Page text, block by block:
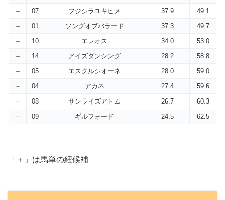
＋
07 フジシラユキヒメ 37.9
49.1
＋
01 ソングオブバラード 37.3
49.7
＋
10 エレオス 34.0
53.0
＋
14 アイズダンシング 28.2
58.8
＋
05 エスクルシオーネ 28.0
59.0
－
04 アカネ 27.4
59.6
－
08 サンライズアトム 26.7
60.3
－
09 ギルフォード 24.5 62.5
「＋」は馬単の紐候補